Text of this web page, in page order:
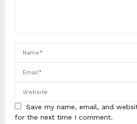
Save my name, email, and
for the next time I comment.